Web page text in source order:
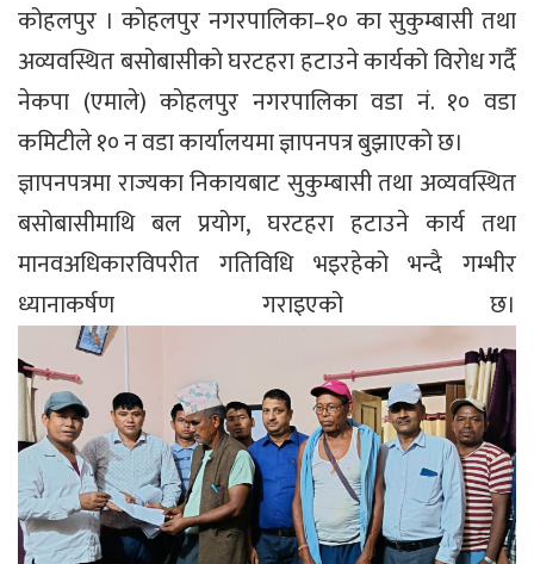
कोहलपुर । कोहलपुर नगरपालिका–१० का सुकुम्बासी तथा
अव्यवस्थित बसोबासीकाे घरटहरा हटाउने कार्यको विरोध गर्दै
नेकपा (एमाले) काेहलपुर नगरपालिका वडा नं. १० वडा
कमिटीले १० न वडा कार्यालयमा ज्ञापनपत्र बुझाएको छ।
ज्ञापनपत्रमा राज्यका निकायबाट सुकुम्बासी तथा अव्यवस्थित
बसोबासीमाथि बल प्रयोग, घरटहरा हटाउने कार्य तथा
मानवअधिकारविपरीत गतिविधि भइरहेको भन्दै गम्भीर
ध्यानाकर्षण गराइएको छ।